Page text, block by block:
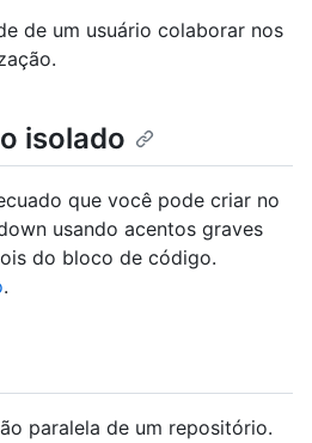
de um usuário colaborar nos
isolado
que você pode criar no
usando acentos graves
do bloco de código.
.
paralela de um repositório.